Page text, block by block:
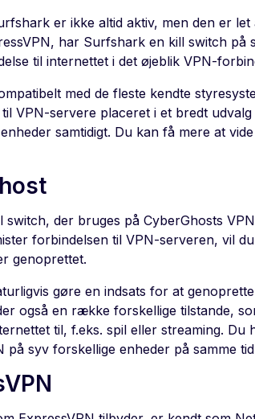
er ikke altid aktiv, men den er
har Surfshark en kill switch på
til internettet i det øjeblik VPN-
med de fleste kendte
VPN-servere placeret i et bredt
samtidigt. Du kan få mere at
switch, der bruges på CyberGhosts
forbindelsen til VPN-serveren, vil
genoprettet.
gøre en indsats for at
også en række forskellige tilstande,
til, f.eks. spil eller streaming. Du
på syv forskellige enheder på samme